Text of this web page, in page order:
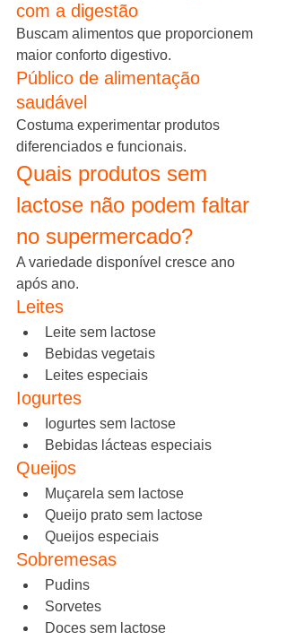
com a digestão
Buscam alimentos que proporcionem
maior conforto digestivo.
Público de alimentação
saudável
Costuma experimentar produtos
diferenciados e funcionais.
Quais produtos sem
lactose não podem faltar
no supermercado?
A variedade disponível cresce ano
após ano.
Leites
Leite sem lactose
Bebidas vegetais
Leites especiais
Iogurtes
Iogurtes sem lactose
Bebidas lácteas especiais
Queijos
Muçarela sem lactose
Queijo prato sem lactose
Queijos especiais
Sobremesas
Pudins
Sorvetes
Doces sem lactose